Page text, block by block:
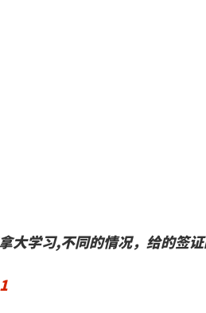
大学习,不同的情况，给的签证